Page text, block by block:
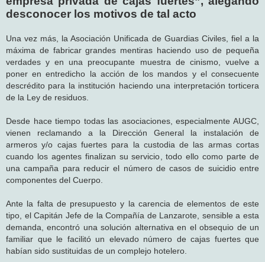
desconocer los motivos de tal acto
Una vez más, la Asociación Unificada de Guardias Civiles, fiel a la
máxima de fabricar grandes mentiras haciendo uso de pequeña
verdades y en una preocupante muestra de cinismo, vuelve a
poner en entredicho la acción de los mandos y el consecuente
descrédito para la institución haciendo una interpretación torticera
de la Ley de residuos.
Desde hace tiempo todas las asociaciones, especialmente AUGC,
vienen reclamando a la Dirección General la instalación de
armeros y/o cajas fuertes para la custodia de las armas cortas
cuando los agentes finalizan su servicio, todo ello como parte de
una campaña para reducir el número de casos de suicidio entre
componentes del Cuerpo.
Ante la falta de presupuesto y la carencia de elementos de este
tipo, el Capitán Jefe de la Compañía de Lanzarote, sensible a esta
demanda, encontró una solución alternativa en el obsequio de un
familiar que le facilitó un elevado número de cajas fuertes que
habían sido sustituidas de un complejo hotelero.